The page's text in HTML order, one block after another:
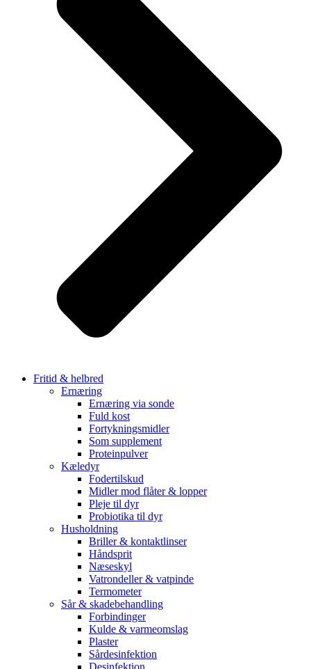
Fritid & helbred
Ernæring
Ernæring via sonde
Fuld kost
Fortykningsmidler
Som supplement
Proteinpulver
Kæledyr
Fodertilskud
Midler mod flåter & lopper
Pleje til dyr
Probiotika til dyr
Husholdning
Briller & kontaktlinser
Håndsprit
Næseskyl
Vatrondeller & vatpinde
Termometer
Sår & skadebehandling
Forbindinger
Kulde & varmeomslag
Plaster
Sårdesinfektion
Desinfektion